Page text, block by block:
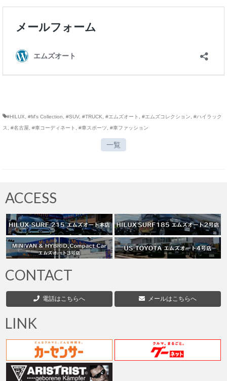
#HILUX #M’s Collection #SUV, #TRUCK #エムズオート #エムズコレクション
#ハイラック
ス
#名古屋 #車コーディネート #車スポーツ #車ファッション
一覧
ACCESS
CONTACT
電話はこちらへ メールはこちらへ
LINK